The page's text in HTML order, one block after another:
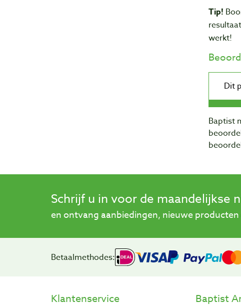
Tip!
werkt!
Baptist
Schrijf u in voor de maandelijkse
en ontvang aanbiedingen, nieuwe producten
Betaalmethodes:
Klantenservice Baptist